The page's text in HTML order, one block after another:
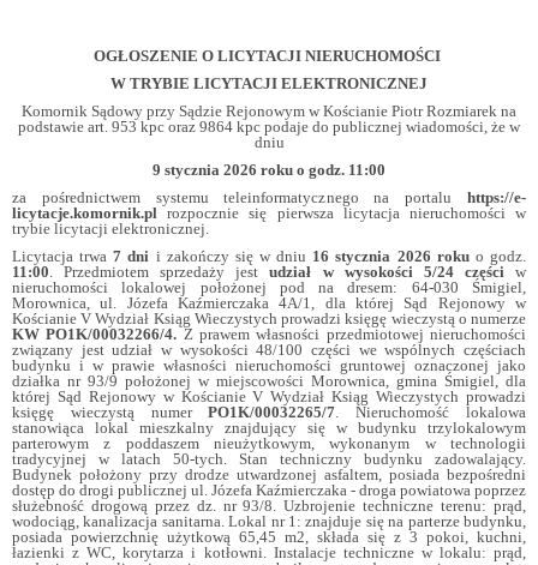
OGŁOSZENIE O LICYTACJI NIERUCHOMOŚCI
W TRYBIE LICYTACJI ELEKTRONICZNEJ
Komornik Sądowy przy Sądzie Rejonowym w Kościanie Piotr Rozmiarek na
podstawie art. 953 kpc oraz 9864 kpc podaje do publicznej wiadomości, że w
dniu
9 stycznia 2026 roku o godz. 11:00
za pośrednictwem systemu teleinformatycznego na portalu https://e-
licytacje.komornik.plrozpocznie się pierwsza licytacja nieruchomości w
trybie licytacji elektronicznej.
Licytacja trwa7 dni i zakończy się w dniu 16 stycznia 2026 roku o godz.
11:00 . Przedmiotem sprzedaży jestudział w wysokości 5/24 częściw
nieruchomości lokalowej położonej pod na dresem: 64-030 Śmigiel,
Morownica, ul. Józefa Kaźmierczaka 4A/1, dla której Sąd Rejonowy w
Kościanie V Wydział Ksiąg Wieczystych prowadzi księgę wieczystą o numerze
KW PO1K/00032266/4. Z prawem własności przedmiotowej nieruchomości
związany jest udział w wysokości 48/100 części we wspólnych częściach
budynku i w prawie własności nieruchomości gruntowej oznaczonej jako
działka nr 93/9 położonej w miejscowości Morownica, gmina Śmigiel, dla
której Sąd Rejonowy w Kościanie V Wydział Ksiąg Wieczystych prowadzi
księgę wieczystą numerPO1K/00032265/7 . Nieruchomość lokalowa
stanowiąca lokal mieszkalny znajdujący się w budynku trzylokalowym
parterowym z poddaszem nieużytkowym, wykonanym w technologii
tradycyjnej w latach 50-tych. Stan techniczny budynku zadowalający.
Budynek położony przy drodze utwardzonej asfaltem, posiada bezpośredni
dostęp do drogi publicznej ul. Józefa Kaźmierczaka - droga powiatowa poprzez
służebność drogową przez dz. nr 93/8. Uzbrojenie techniczne terenu: prąd,
wodociąg, kanalizacja sanitarna. Lokal nr 1: znajduje się na parterze budynku,
posiada powierzchnię użytkową 65,45 m2, składa się z 3 pokoi, kuchni,
łazienki z WC, korytarza i kotłowni. Instalacje techniczne w lokalu: prąd,